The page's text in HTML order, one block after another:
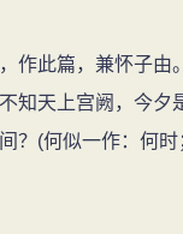
万物，嬉笑怒骂，
，别开生面，成
，无难显之情，此
张比喻，在 艺术 表现
等。苏轼的词现存
尧曰宥之三。”欧
：“何必知道出处！
“此人可谓善读书，
作此篇，兼怀子由。
知天上宫阙，今
？(何似一作：何